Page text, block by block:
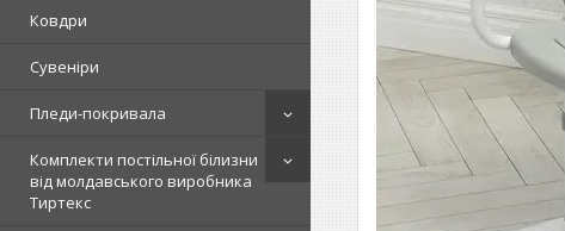
Ковдри
Сувеніри
Пледи-покривала
Комплекти постільної білизни
від молдавського виробника
Тиртекс